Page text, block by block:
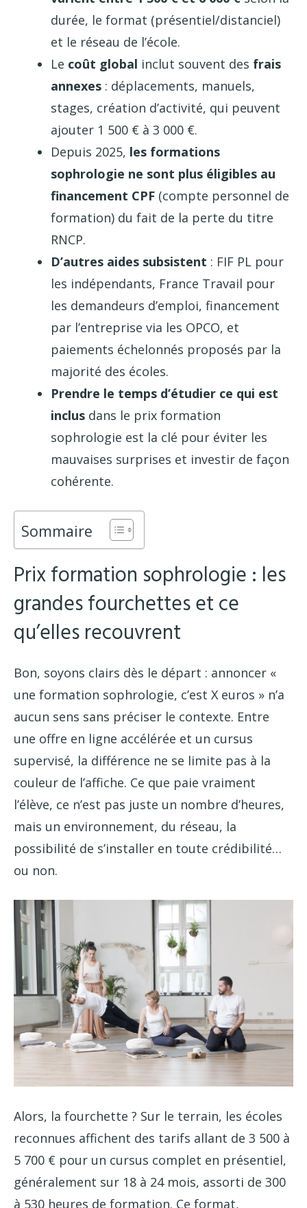
durée, le format (présentiel/distanciel)
et le réseau de l’école.
Le coût global inclut souvent des frais
annexes : déplacements, manuels,
stages, création d’activité, qui peuvent
ajouter 1 500 € à 3 000 €.
Depuis 2025, les formations
sophrologie ne sont plus éligibles au
financement CPF (compte personnel de
formation) du fait de la perte du titre
RNCP.
D’autres aides subsistent : FIF PL pour
les indépendants, France Travail pour
les demandeurs d’emploi, financement
par l’entreprise via les OPCO, et
paiements échelonnés proposés par la
majorité des écoles.
Prendre le temps d’étudier ce qui est
inclus dans le prix formation
sophrologie est la clé pour éviter les
mauvaises surprises et investir de façon
cohérente.
Sommaire
Prix formation sophrologie : les
grandes fourchettes et ce
qu’elles recouvrent
Bon, soyons clairs dès le départ : annoncer «
une formation sophrologie, c’est X euros » n’a
aucun sens sans préciser le contexte. Entre
une offre en ligne accélérée et un cursus
supervisé, la différence ne se limite pas à la
couleur de l’affiche. Ce que paie vraiment
l’élève, ce n’est pas juste un nombre d’heures,
mais un environnement, du réseau, la
possibilité de s’installer en toute crédibilité…
ou non.
Alors, la fourchette ? Sur le terrain, les écoles
reconnues affichent des tarifs allant de 3 500 à
5 700 € pour un cursus complet en présentiel,
généralement sur 18 à 24 mois, assorti de 300
à 530 heures de formation. Ce format,